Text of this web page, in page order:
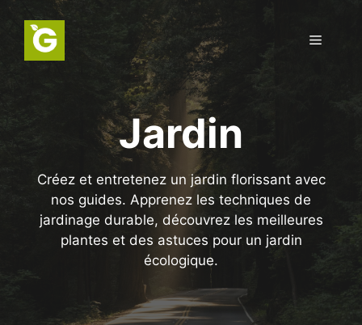
Aller
contenu
Menu
Jardin
Créez et entretenez un jardin florissant avec
nos guides. Apprenez les techniques de
jardinage durable, découvrez les meilleures
plantes et des astuces pour un jardin
écologique.